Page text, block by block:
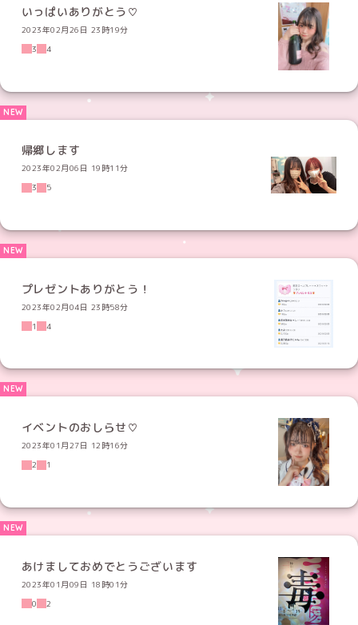
いっぱいありがとう♡
2023年02月26日 23時19分
3
4
帰郷します
2023年02月06日 19時11分
3
5
プレゼントありがとう！
2023年02月04日 23時58分
1
4
イベントのおしらせ♡
2023年01月27日 12時16分
2
1
あけましておめでとうございます
2023年01月09日 18時01分
0
2